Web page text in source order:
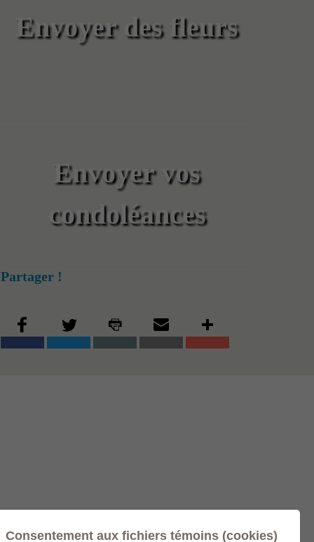
Envoyer des fleurs
Envoyer vos
condoléances
Partager !
Consentement aux fichiers témoins (cookies)